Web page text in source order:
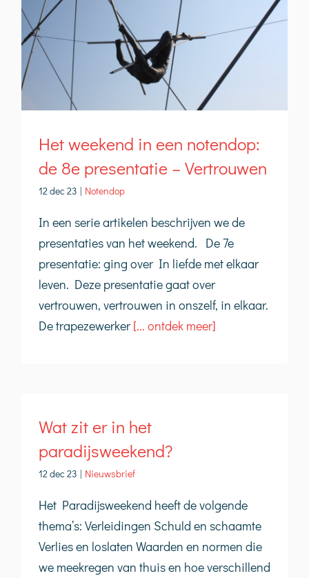
Het weekend in een notendop:
de 8e presentatie – Vertrouwen
12 dec 23 | Notendop
In een serie artikelen beschrijven we de
presentaties van het weekend. De 7e
presentatie: ging over In liefde met elkaar
leven. Deze presentatie gaat over
vertrouwen, vertrouwen in onszelf, in elkaar.
De trapezewerker[... ontdek meer]
Wat zit er in het
paradijsweekend?
12 dec 23 | Nieuwsbrief
Het Paradijsweekend heeft de volgende
thema’s: Verleidingen Schuld en schaamte
Verlies en loslaten Waarden en normen die
we meekregen van thuis en hoe verschillend